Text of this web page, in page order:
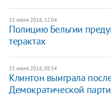
15 июня 2016, 12:04
Полицию Бельгии
терактах
15 июня 2016, 08:54
Клинтон выиграла
Демократической